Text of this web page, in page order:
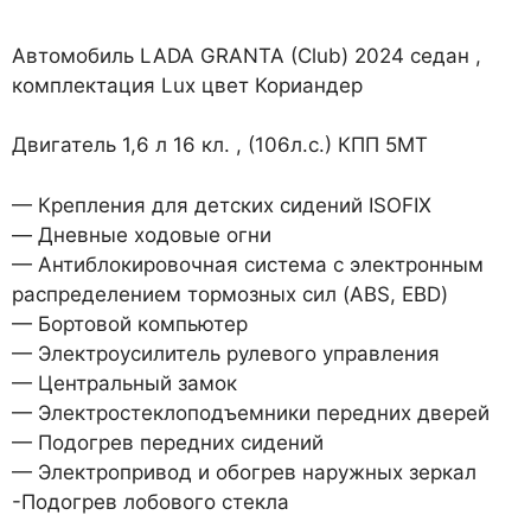
Автомобиль LADA GRANTA (Club) 2024 седан ,
комплектация Lux цвет Кориандер
Двигатель 1,6 л 16 кл. , (106л.с.) КПП 5МТ
— Крепления для детских сидений ISOFIX
— Дневные ходовые огни
— Антиблокировочная система с электронным
распределением тормозных сил (ABS, EBD)
— Бортовой компьютер
— Электроусилитель рулевого управления
— Центральный замок
— Электростеклоподъемники передних дверей
— Подогрев передних сидений
— Электропривод и обогрев наружных зеркал
-Подогрев лобового стекла